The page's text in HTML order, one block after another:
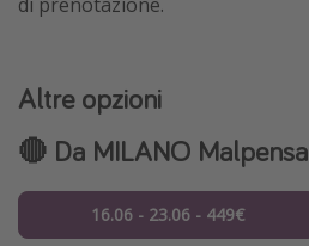
Altre opzioni
🔴 Da MILANO Malpensa
16.06 - 23.06 - 449€